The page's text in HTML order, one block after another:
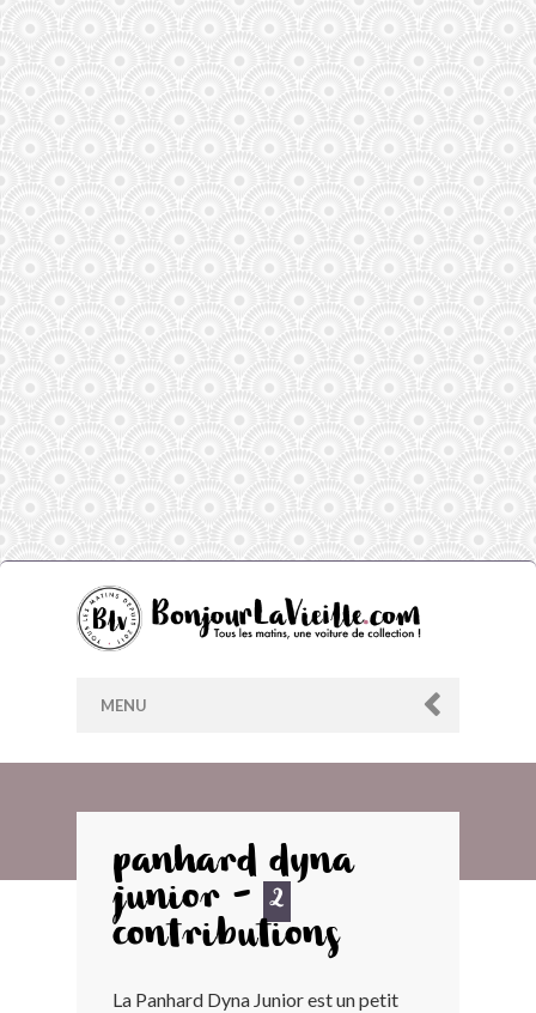
MENU
ARCHIVES
LES CONTRIBUTEURS
panhard dyna
junior -
2
contributions
La Panhard Dyna Junior est un petit